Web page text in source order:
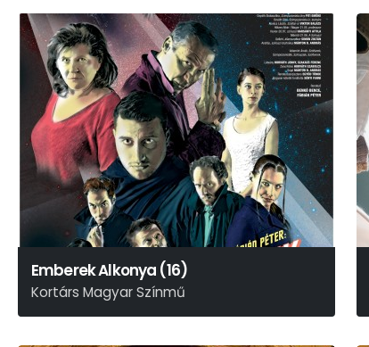
Emberek Alkonya (16)
Kortárs Magyar Színmű
Benkó Bence - Fábián Péter